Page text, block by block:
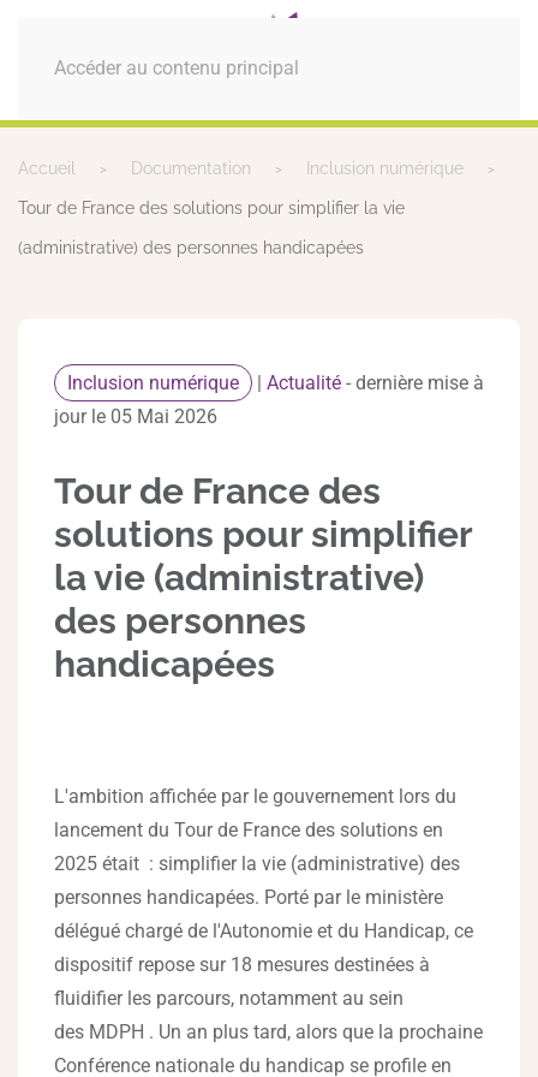
Accéder au contenu principal
MENU
Accueil Documentation Inclusion numérique
Tour de France des solutions pour simplifier la vie
(administrative) des personnes handicapées
Inclusion numérique | Actualité - dernière mise à
jour le 05 Mai 2026
Tour de France des
solutions pour simplifier
la vie (administrative)
des personnes
handicapées
L'ambition affichée par le gouvernement lors du
lancement du Tour de France des solutions en
2025 était : simplifier la vie (administrative) des
personnes handicapées. Porté par le ministère
délégué chargé de l'Autonomie et du Handicap, ce
dispositif repose sur 18 mesures destinées à
fluidifier les parcours, notamment au sein
des MDPH . Un an plus tard, alors que la prochaine
Conférence nationale du handicap se profile en